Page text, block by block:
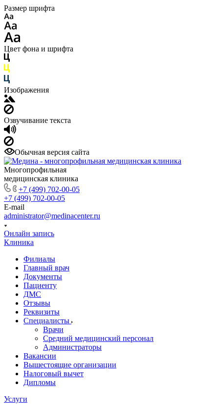
Размер шрифта
Цвет фона и шрифта
Изображения
Озвучивание текста
Обычная версия сайта
Многопрофильная
медицинская клиника
+7 (499) 702-00-05
+7 (499) 702-00-05
E-mail
administrator@medinacenter.ru
Онлайн запись
Клиника
Филиалы
Главный врач
Документы
Пациенту
ДМС
Отзывы
Реквизиты
Специалисты
Врачи
Средний медицинский персонал
Администраторы
Вакансии
Вышестоящие организации
Налоговый вычет
Дипломы
Услуги